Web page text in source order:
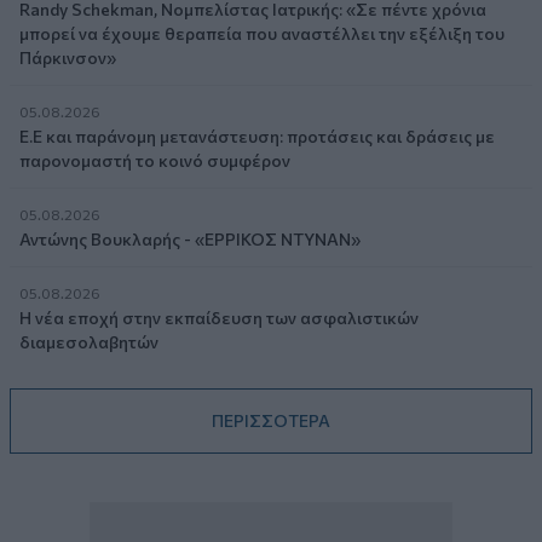
Randy Schekman, Νομπελίστας Ιατρικής: «Σε πέντε χρόνια
μπορεί να έχουμε θεραπεία που αναστέλλει την εξέλιξη του
Πάρκινσον»
05.08.2026
Ε.Ε και παράνομη μετανάστευση: προτάσεις και δράσεις με
παρονομαστή το κοινό συμφέρον
05.08.2026
Αντώνης Βουκλαρής - «ΕΡΡΙΚΟΣ ΝΤΥΝΑΝ»
05.08.2026
Η νέα εποχή στην εκπαίδευση των ασφαλιστικών
διαμεσολαβητών
ΠΕΡΙΣΣΟΤΕΡΑ